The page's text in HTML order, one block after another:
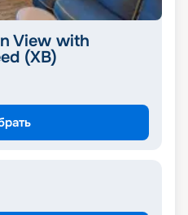
View with
(XB)